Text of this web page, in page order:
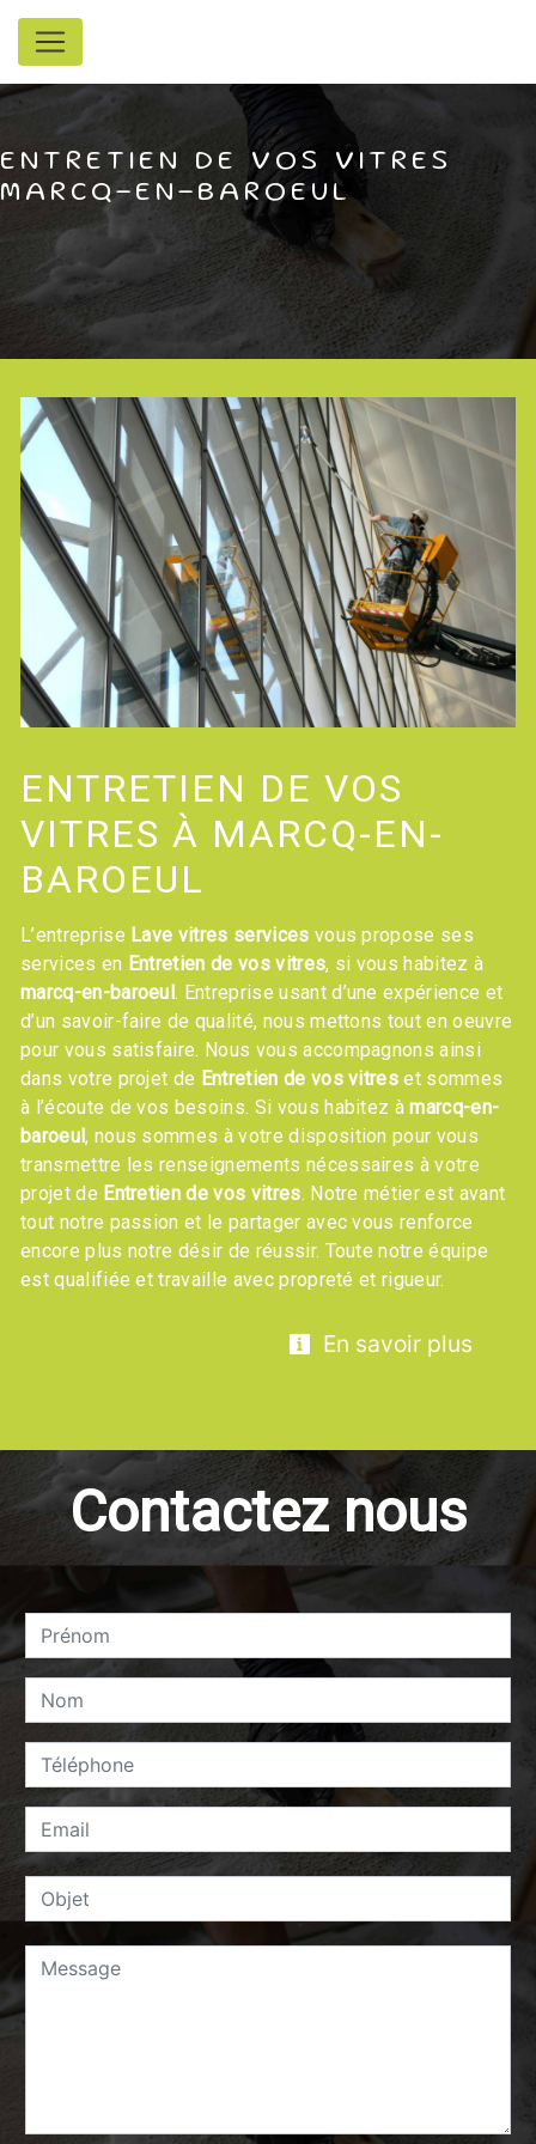
Panneau de gestion des cookies
ENTRETIEN DE VOS VITRES
MARCQ-EN-BAROEUL
ENTRETIEN DE VOS
VITRES À MARCQ-EN-
BAROEUL
L’entreprise Lave vitres services vous propose ses
services en Entretien de vos vitres, si vous habitez à
marcq-en-baroeul. Entreprise usant d’une expérience et
d’un savoir-faire de qualité, nous mettons tout en oeuvre
pour vous satisfaire. Nous vous accompagnons ainsi
dans votre projet de Entretien de vos vitres et sommes
à l’écoute de vos besoins. Si vous habitez àmarcq-en-
baroeul, nous sommes à votre disposition pour vous
transmettre les renseignements nécessaires à votre
projet de Entretien de vos vitres. Notre métier est avant
tout notre passion et le partager avec vous renforce
encore plus notre désir de réussir. Toute notre équipe
est qualifiée et travaille avec propreté et rigueur.
En savoir plus
Contactez nous